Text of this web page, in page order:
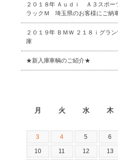
２０１８年 Ａｕｄｉ Ａ３スポ
ラックＭ 埼玉県のお客様にご納
２０１９年 ＢＭＷ ２１８ｉグ
庫
★新入庫車輌のご紹介★
月 火 水 木
3 4 5 6
10 11 12 13